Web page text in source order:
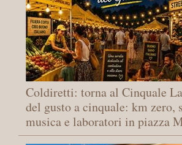
Coldiretti: torna al Cinquale
del gusto a cinquale: km zero,
musica e laboratori in piazza